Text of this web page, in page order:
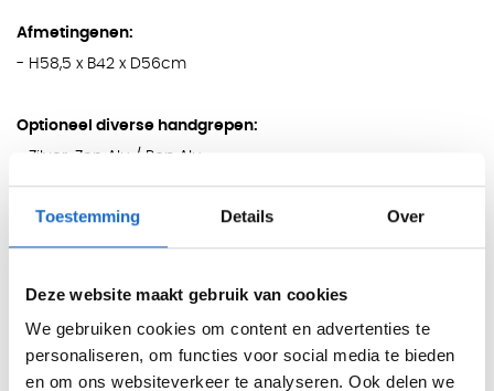
Toestemming Details Over
Deze website maakt gebruik van cookies
We gebruiken cookies om content en advertenties te
personaliseren, om functies voor social media te bieden
en om ons websiteverkeer te analyseren. Ook delen we
Afmetingenen:
- H58,5 x B42 x D56cm
Optioneel diverse handgrepen:
- Zilver: Zen Alu / Pop Alu
- Chroom: Zen Chroom / Pop Chroom
Garantie:
Specificaties